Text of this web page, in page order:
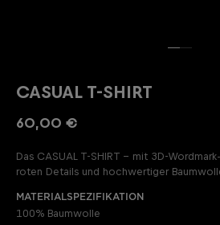
CASUAL T-SHIRT
60,00 €
Das CASUAL T-SHIRT – mit 3D-
roten Details und hochwertiger
Materialspezifikation
100% Baumwolle